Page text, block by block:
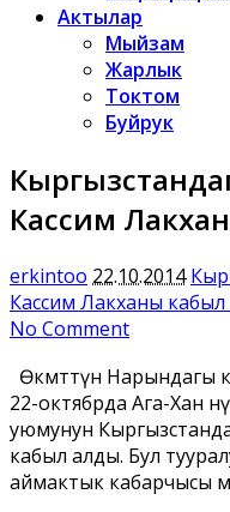
Актылар
Мыйзам
Жарлык
Токтом
Буйрук
Кассим
erkintoo 22.10.2014
Кассим Лакханы
No Comment
Өкмөттүн Нарындагы
22-октябрда Ага-Хан
уюмунун
кабыл алды. Бул
аймактык кабарчысы